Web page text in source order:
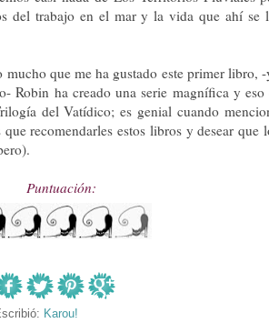
del trabajo en el mar y la vida que ahí se
que me ha gustado este primer libro,
Robin ha creado una serie magnífica y
rilogía del Vatídico; es genial cuando
recomendarles estos libros y desear
Puntuación:
Karou!